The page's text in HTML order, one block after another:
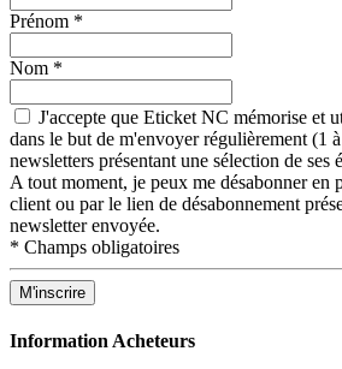
Prénom *
Nom *
J'accepte que Eticket NC mémorise et
dans le but de m'envoyer régulièrement (1
newsletters présentant une sélection de ses
A tout moment, je peux me désabonner en
client ou par le lien de désabonnement
newsletter envoyée.
* Champs obligatoires
Information Acheteurs